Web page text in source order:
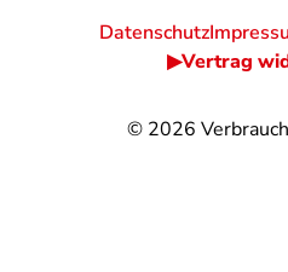
© 2026
Datenschutz
▶Vertrag